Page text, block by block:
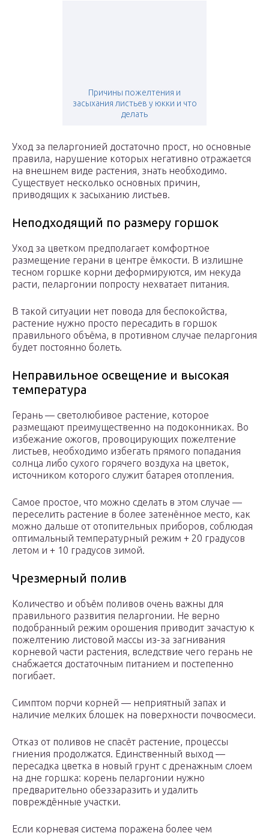
Причины пожелтения и
засыхания листьев у юкки и что
делать
Уход за пеларгонией достаточно прост, но основные
правила, нарушение которых негативно отражается
на внешнем виде растения, знать необходимо.
Существует несколько основных причин,
приводящих к засыханию листьев.
Неподходящий по размеру горшок
Уход за цветком предполагает комфортное
размещение герани в центре ёмкости. В излишне
тесном горшке корни деформируются, им некуда
расти, пеларгонии попросту нехватает питания.
В такой ситуации нет повода для беспокойства,
растение нужно просто пересадить в горшок
правильного объёма, в противном случае пеларгония
будет постоянно болеть.
Неправильное освещение и высокая
температура
Герань — светолюбивое растение, которое
размещают преимущественно на подоконниках. Во
избежание ожогов, провоцирующих пожелтение
листьев, необходимо избегать прямого попадания
солнца либо сухого горячего воздуха на цветок,
источником которого служит батарея отопления.
Самое простое, что можно сделать в этом случае —
переселить растение в более затенённое место, как
можно дальше от отопительных приборов, соблюдая
оптимальный температурный режим + 20 градусов
летом и + 10 градусов зимой.
Чрезмерный полив
Количество и объём поливов очень важны для
правильного развития пеларгонии. Не верно
подобранный режим орошения приводит зачастую к
пожелтению листовой массы из-за загнивания
корневой части растения, вследствие чего герань не
снабжается достаточным питанием и постепенно
погибает.
Симптом порчи корней — неприятный запах и
наличие мелких блошек на поверхности почвосмеси.
Отказ от поливов не спасёт растение, процессы
гниения продолжатся. Единственный выход —
пересадка цветка в новый грунт с дренажным слоем
на дне горшка: корень пеларгонии нужно
предварительно обеззаразить и удалить
повреждённые участки.
Если корневая система поражена более чем